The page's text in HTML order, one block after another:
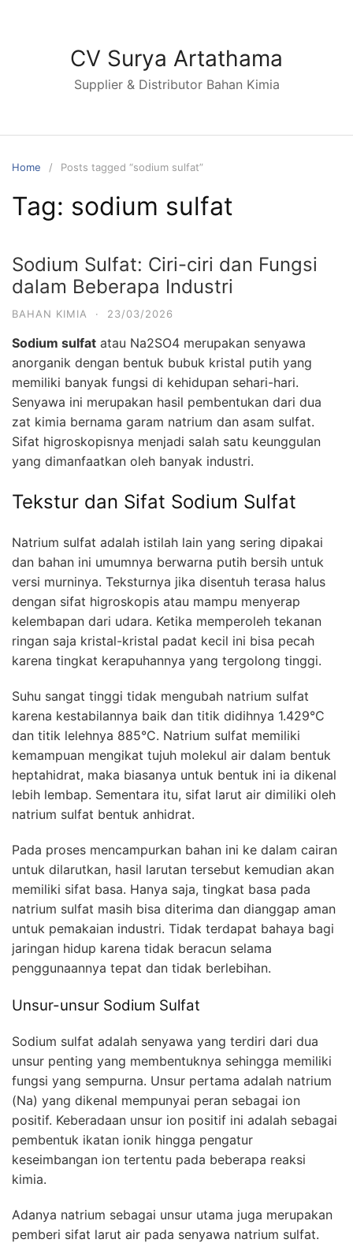
CV Surya Artathama
Supplier & Distributor Bahan Kimia
Home Posts tagged “sodium sulfat”
Tag: sodium sulfat
Sodium Sulfat: Ciri-ciri dan Fungsi
dalam Beberapa Industri
BAHAN KIMIA · 23/03/2026
Sodium sulfat atau Na2SO4 merupakan senyawa
anorganik dengan bentuk bubuk kristal putih yang
memiliki banyak fungsi di kehidupan sehari-hari.
Senyawa ini merupakan hasil pembentukan dari dua
zat kimia bernama garam natrium dan asam sulfat.
Sifat higroskopisnya menjadi salah satu keunggulan
yang dimanfaatkan oleh banyak industri.
Tekstur dan Sifat Sodium Sulfat
Natrium sulfat adalah istilah lain yang sering dipakai
dan bahan ini umumnya berwarna putih bersih untuk
versi murninya. Teksturnya jika disentuh terasa halus
dengan sifat higroskopis atau mampu menyerap
kelembapan dari udara. Ketika memperoleh tekanan
ringan saja kristal-kristal padat kecil ini bisa pecah
karena tingkat kerapuhannya yang tergolong tinggi.
Suhu sangat tinggi tidak mengubah natrium sulfat
karena kestabilannya baik dan titik didihnya 1.429°C
dan titik lelehnya 885°C. Natrium sulfat memiliki
kemampuan mengikat tujuh molekul air dalam bentuk
heptahidrat, maka biasanya untuk bentuk ini ia dikenal
lebih lembap. Sementara itu, sifat larut air dimiliki oleh
natrium sulfat bentuk anhidrat.
Pada proses mencampurkan bahan ini ke dalam cairan
untuk dilarutkan, hasil larutan tersebut kemudian akan
memiliki sifat basa. Hanya saja, tingkat basa pada
natrium sulfat masih bisa diterima dan dianggap aman
untuk pemakaian industri. Tidak terdapat bahaya bagi
jaringan hidup karena tidak beracun selama
penggunaannya tepat dan tidak berlebihan.
Unsur-unsur Sodium Sulfat
Sodium sulfat adalah senyawa yang terdiri dari dua
unsur penting yang membentuknya sehingga memiliki
fungsi yang sempurna. Unsur pertama adalah natrium
(Na) yang dikenal mempunyai peran sebagai ion
positif. Keberadaan unsur ion positif ini adalah sebagai
pembentuk ikatan ionik hingga pengatur
keseimbangan ion tertentu pada beberapa reaksi
kimia.
Adanya natrium sebagai unsur utama juga merupakan
pemberi sifat larut air pada senyawa natrium sulfat.